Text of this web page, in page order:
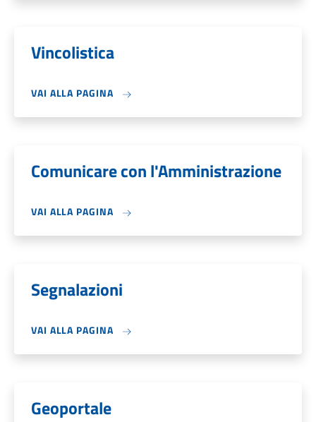
Vincolistica
VAI ALLA PAGINA
Comunicare con l'Amministrazione
VAI ALLA PAGINA
Segnalazioni
VAI ALLA PAGINA
Geoportale